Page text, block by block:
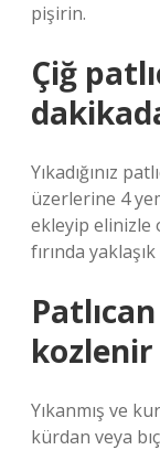
pişirin.
Çiğ
Yıkadığınız
üzerlerine 4
ekleyip elinizle
fırında
kozlenir
Yıkanmış ve
kürdan veya